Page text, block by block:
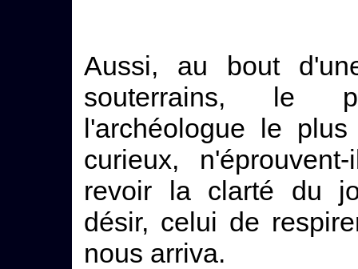
Aussi, au bout
souterrains, le
l'archéologue le
curieux,
revoir la clarté du
désir, celui de
nous arriva.